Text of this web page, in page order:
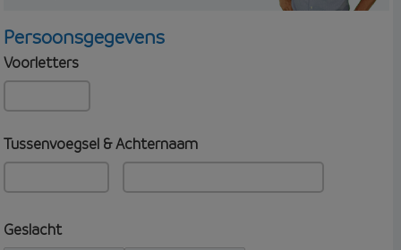
Persoonsgegevens
Voorletters
Tussenvoegsel & Achternaam
Geslacht